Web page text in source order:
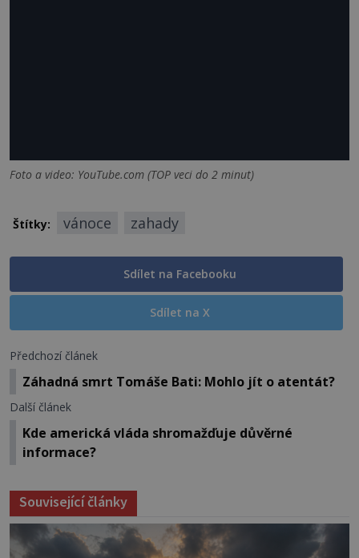
Foto a video: YouTube.com (TOP veci do 2 minut)
Štítky: vánoce zahady
Sdílet na Facebooku
Sdílet na X
Předchozí článek
Záhadná smrt Tomáše Bati: Mohlo jít o atentát?
Další článek
Kde americká vláda shromažďuje důvěrné
informace?
Související články